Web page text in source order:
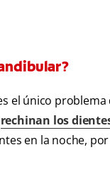
el único
rechinan los
en la noche,